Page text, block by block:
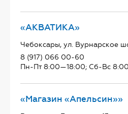
«АКВАТИКА»
Чебоксары, ул. Вурнарское
8 (917) 066 00-60
Пн-Пт 8:00—18:00; Сб-Вс
«Магазин «Апельсин»»